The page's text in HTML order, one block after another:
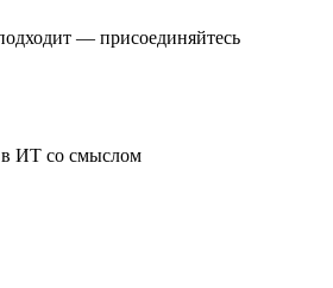
— присоединяйтесь